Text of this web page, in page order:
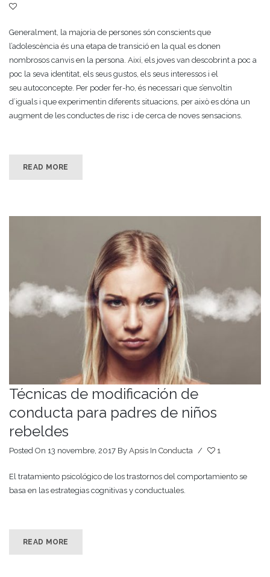
Generalment, la majoria de persones són conscients que
l’adolescència és una etapa de transició en la qual es donen
nombrosos canvis en la persona. Així, els joves van descobrint a poc a
poc la seva identitat, els seus gustos, els seus interessos i el
seu autoconcepte. Per poder fer-ho, és necessari que s’envoltin
d’iguals i que experimentin diferents situacions, per això es dóna un
augment de les conductes de risc i de cerca de noves sensacions.
READ MORE
Técnicas de modificación de
conducta para padres de niños
rebeldes
Posted On 13 novembre, 2017 By Apsis In Conducta / 1
El tratamiento psicológico de los trastornos del comportamiento se
basa en las estrategias cognitivas y conductuales.
READ MORE